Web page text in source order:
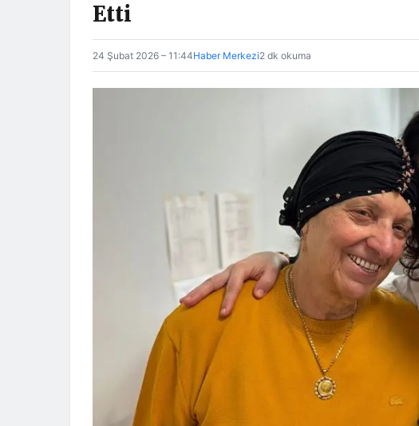
Etti
24 Şubat 2026 – 11:44Haber Merkezi2 dk okuma